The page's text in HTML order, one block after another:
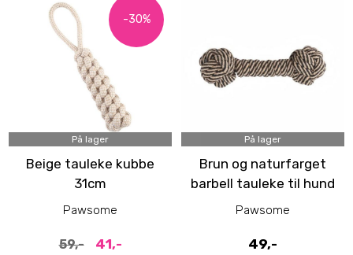
-30%
På lager
Beige tauleke kubbe
31cm
Pawsome
59,- 41,-
På lager
Brun og naturfarget
barbell tauleke til hund
Pawsome
49,-